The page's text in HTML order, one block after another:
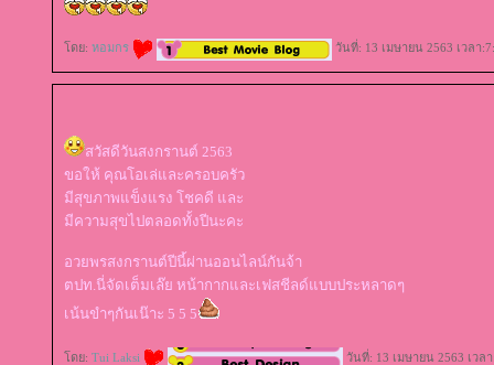
ดย: หอมกร วันที่: 13 เมษายน 2563 เวลา
สวัสดีวันสงกรานต์ 2563
ขอให้ คุณโอเล่และครอบครัว
มีสุขภาพแข็งแรง โชคดี และ
มีความสุขไปตลอดทั้งปีนะคะ
อวยพรสงกรานต์ปีนี้ผ่านออนไลน์กันจ้า
ตปท.นี่จัดเต็มเล๊ย หน้ากากและเฟสชีลด์แบบประหลาดๆ
เน้นขำๆกันเน๊าะ 5 5 5
ดย: Tui Laksi วันที่: 13 เมษายน 2563 เวล